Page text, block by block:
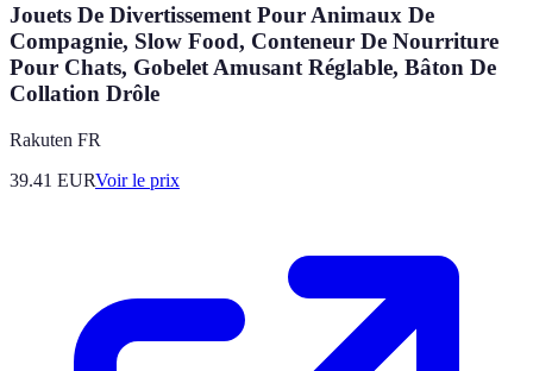
Jouets De Divertissement Pour Animaux De
Compagnie, Slow Food, Conteneur De Nourriture
Pour Chats, Gobelet Amusant Réglable, Bâton De
Collation Drôle
Rakuten FR
39.41 EURVoir le prix